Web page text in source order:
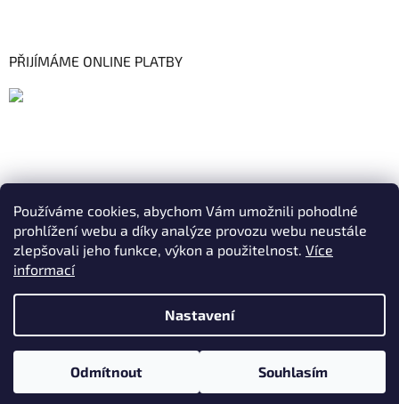
Používáme cookies, abychom Vám umožnili pohodlné
prohlížení webu a díky analýze provozu webu neustále
zlepšovali jeho funkce, výkon a použitelnost. Více
informací
Nastavení
Odmítnout Souhlasím
DOVOLENÁ OD STŘEDY 05.08. - 07.08.2026. Vaše objednávky
PŘIJÍMÁME ONLINE PLATBY
Vytvořil Shoptet|Realizoval Appgrade
Copyright 2026 . Všechna práva vyhrazena.